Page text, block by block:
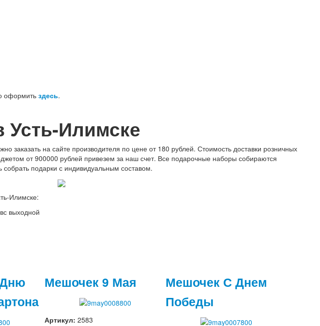
оформить здесь.
Усть-Илимске
заказать на сайте производителя по цене от 180 рублей. Стоимость доставки розничных
от 900000 рублей привезем за наш счет. Все подарочные наборы собираются
собрать подарки с индивидуальным составом.
Илимске:
выходной
Мешочек 9 Мая
Артикул: 2583
Мешочек С Днем
Победы